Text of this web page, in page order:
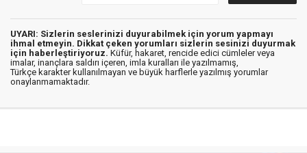
UYARI: Sizlerin seslerinizi duyurabilmek için yorum yapmayı
ihmal etmeyin. Dikkat çeken yorumları sizlerin sesinizi duyurmak
için haberleştiriyoruz. Küfür, hakaret, rencide edici cümleler veya
imalar, inançlara saldırı içeren, imla kuralları ile yazılmamış,
Türkçe karakter kullanılmayan ve büyük harflerle yazılmış yorumlar
onaylanmamaktadır.